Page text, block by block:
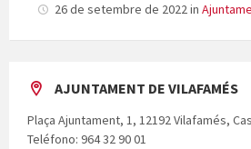
26 de setembre de 2022in
AJUNTAMENT DE VILAFAMÉS
Plaça Ajuntament, 1, 12192 Vilafamés,
Teléfono: 964 32 90 01